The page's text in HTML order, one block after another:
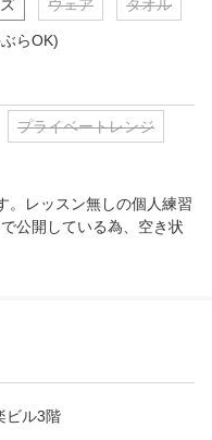
ウェア タオル
らOK)
プライベートレンジ
。レッスン無しの個人練習
公開している為、空き状
ビル3階